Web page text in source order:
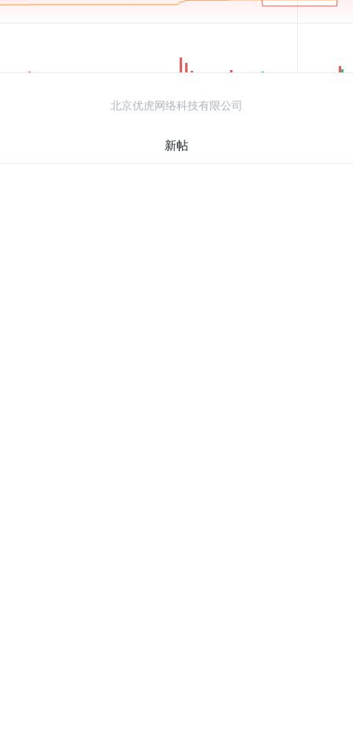
北京优虎网络科技有限公司
新帖